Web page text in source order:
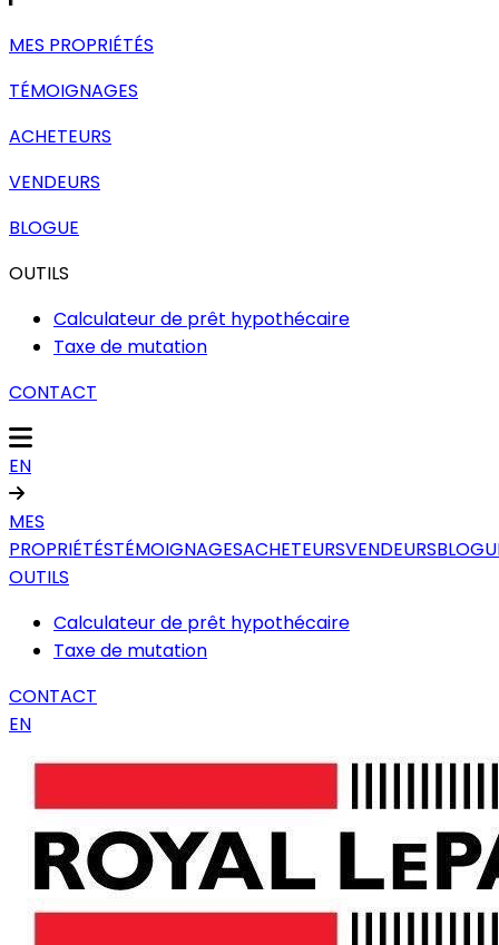
MES PROPRIÉTÉS
TÉMOIGNAGES
ACHETEURS
VENDEURS
BLOGUE
OUTILS
Calculateur de prêt hypothécaire
Taxe de mutation
CONTACT
EN
MES
PROPRIÉTÉSTÉMOIGNAGESACHETEURSVENDEURS
OUTILS
Calculateur de prêt hypothécaire
Taxe de mutation
CONTACT
EN